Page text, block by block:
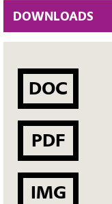
DOWNLOADS
DOC
PDF
IMG